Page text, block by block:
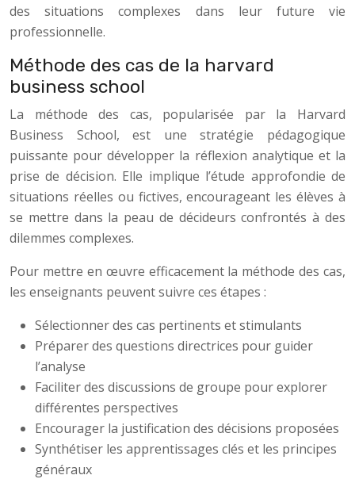
des situations complexes dans leur future vie
professionnelle.
Méthode des cas de la harvard
business school
La méthode des cas, popularisée par la Harvard
Business School, est une stratégie pédagogique
puissante pour développer la réflexion analytique et la
prise de décision. Elle implique l’étude approfondie de
situations réelles ou fictives, encourageant les élèves à
se mettre dans la peau de décideurs confrontés à des
dilemmes complexes.
Pour mettre en œuvre efficacement la méthode des cas,
les enseignants peuvent suivre ces étapes :
Sélectionner des cas pertinents et stimulants
Préparer des questions directrices pour guider
l’analyse
Faciliter des discussions de groupe pour explorer
différentes perspectives
Encourager la justification des décisions proposées
Synthétiser les apprentissages clés et les principes
généraux